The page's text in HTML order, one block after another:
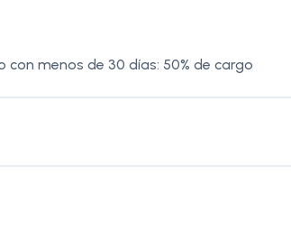
con menos de 30 días: 50% de cargo